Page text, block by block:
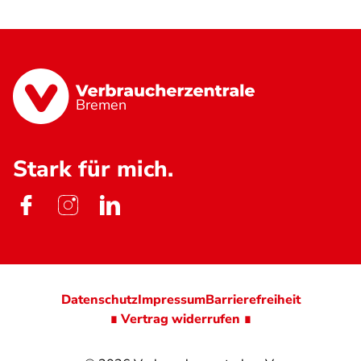
Bremen
Stark für mich.
DatenschutzImpressumBarrierefreiheit
∎ Vertrag widerrufen ∎